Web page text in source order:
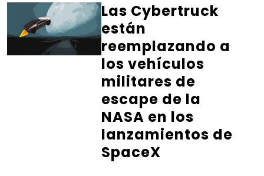
Las Cybertruck
están
reemplazando a
los vehículos
militares de
escape de la
NASA en los
lanzamientos de
SpaceX